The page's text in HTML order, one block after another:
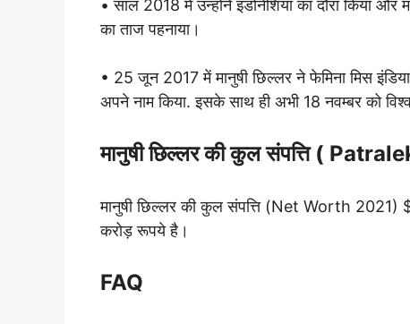
• साल 2018 में उन्होंने इंडोनेशिया का दौरा किया और
का ताज पहनाया।
• 25 जून 2017 में मानुषी छिल्लर ने फेमिना मिस
अपने नाम किया. इसके साथ ही अभी 18 नवम्बर को
मानुषी छिल्लर की कुल संपत्ति (
मानुषी छिल्लर की कुल संपत्ति (Net Worth
करोड़ रूपये है।
FAQ